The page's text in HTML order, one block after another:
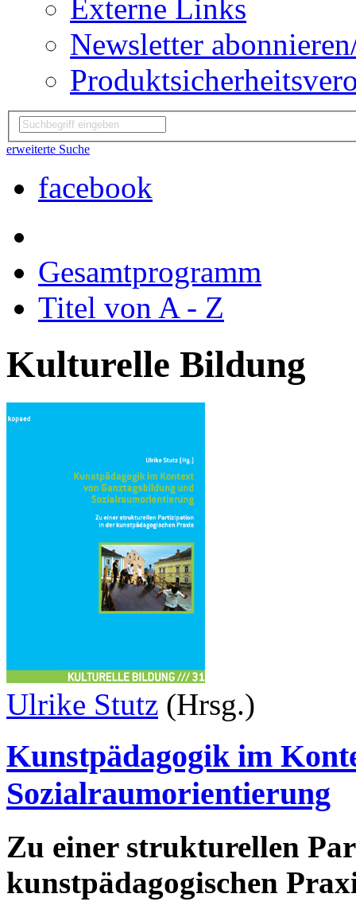
Externe Links
Newsletter
erweiterte Suche
facebook
Gesamtprogramm
Titel von A - Z
Kulturelle Bildung
Ulrike Stutz (Hrsg.)
Kunstpädagogik im
Sozialraumorientierung
Zu einer strukturellen
kunstpädagogischen